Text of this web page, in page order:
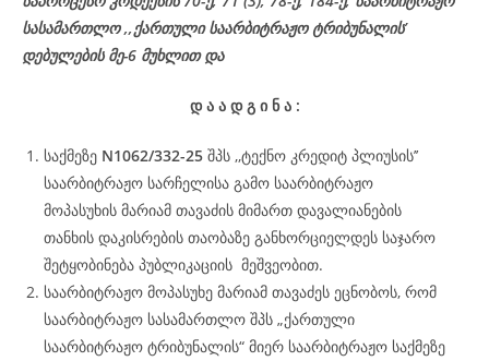
სასამართლო ,,ქართული საარბიტრაჟო ტრიბუნალის’
დებულების მე-6 მუხლით და
დ ა ა დ გ ი ნ ა :
საქმეზე N1062/332-25 შპს ,,ტექნო კრედიტ პლიუსის’’
საარბიტრაჟო სარჩელისა გამო საარბიტრაჟო
მოპასუხის მარიამ თავაძის მიმართ დავალიანების
თანხის დაკისრების თაობაზე განხორციელდეს საჯარო
შეტყობინება პუბლიკაციის მეშვეობით.
საარბიტრაჟო მოპასუხე მარიამ თავაძეს ეცნობოს, რომ
საარბიტრაჟო სასამართლო შპს „ქართული
საარბიტრაჟო ტრიბუნალის“ მიერ საარბიტრაჟო საქმეზე